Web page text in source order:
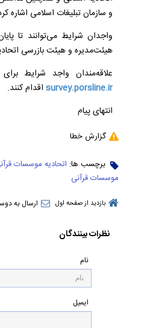
و سازمان تبلیغات اسلامی اشاره
هیئت‌مدیره و هیئت بازرسی
علاقه‌مندان واجد شرایط
survey.porsline.ir اقدام کنند.
انتهای پیام
گزارش خطا
برچسب ها: اتحادیه موسسات
موسسات قرآنی
بازدید از صفحه اول ارسال به
نظرات بینندگان
نام
ایمیل